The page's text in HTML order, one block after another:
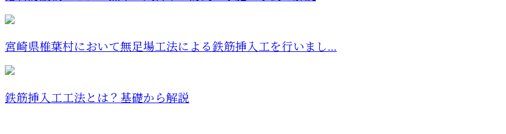
宮崎県椎葉村において無足場工法による鉄筋挿入工を行いまし...
鉄筋挿入工工法とは？基礎から解説